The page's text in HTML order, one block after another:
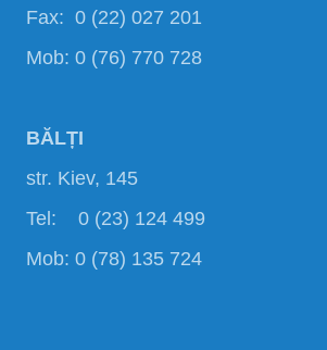
Fax: 0 (22) 027 201
Mob: 0 (76) 770 728
BĂLȚI
str. Kiev, 145
Tel: 0 (23) 124 499
Mob: 0 (78) 135 724